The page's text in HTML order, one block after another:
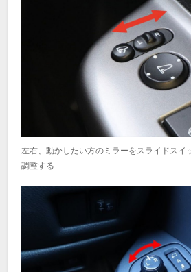
左右、動かしたい方のミラーをスライドスイ
調整する